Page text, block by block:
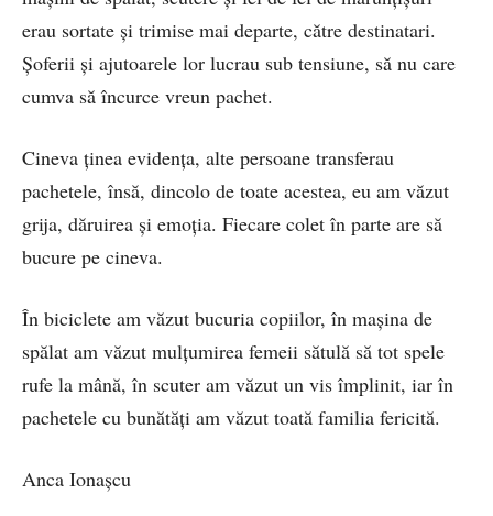
erau sortate şi trimise mai departe, către destinatari.
Şoferii şi ajutoarele lor lucrau sub tensiune, să nu care
cumva să încurce vreun pachet.
Cineva ţinea evidenţa, alte persoane transferau
pachetele, însă, dincolo de toate acestea, eu am văzut
grija, dăruirea şi emoţia. Fiecare colet în parte are să
bucure pe cineva.
În biciclete am văzut bucuria copiilor, în maşina de
spălat am văzut mulţumirea femeii sătulă să tot spele
rufe la mână, în scuter am văzut un vis împlinit, iar în
pachetele cu bunătăţi am văzut toată familia fericită.
Anca Ionaşcu